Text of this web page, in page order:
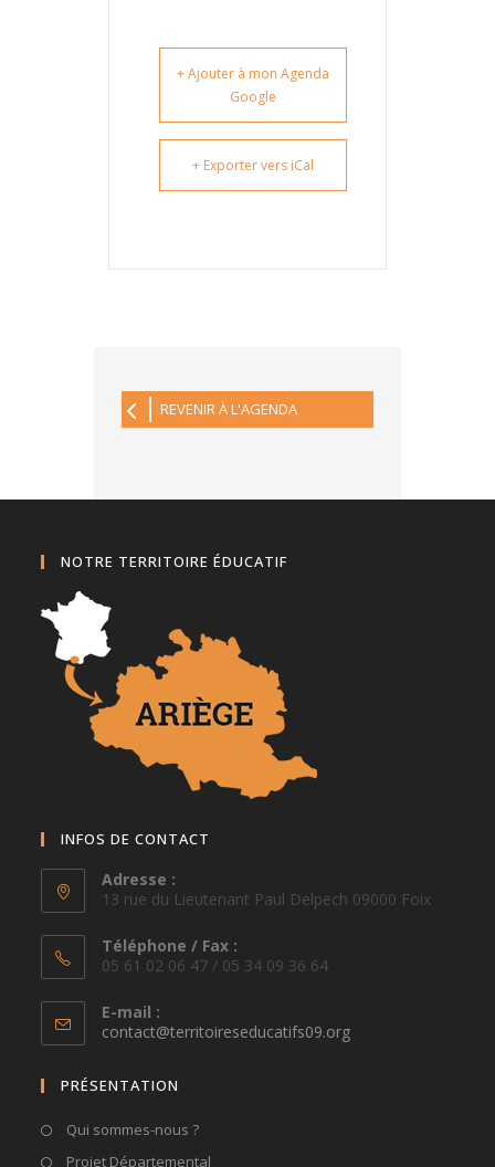
+ Ajouter à mon Agenda
Google
+ Exporter vers iCal
REVENIR À L'AGENDA
NOTRE TERRITOIRE ÉDUCATIF
INFOS DE CONTACT
Adresse :
13 rue du Lieutenant Paul Delpech 09000 Foix
Téléphone / Fax :
05 61 02 06 47 / 05 34 09 36 64
E-mail :
contact@territoireseducatifs09.orgS’ouvre
PRÉSENTATION
Qui sommes-nous ?
Projet Départemental